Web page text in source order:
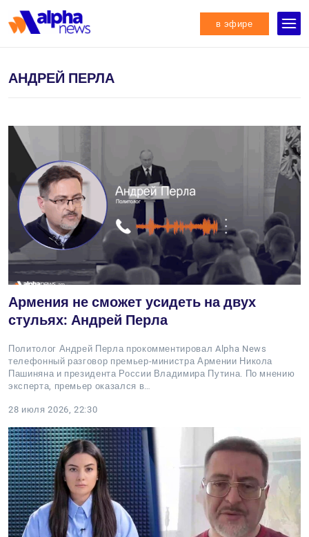
в эфире
АНДРЕЙ ПЕРЛА
Армения не сможет усидеть на двух
стульях: Андрей Перла
Политолог Андрей Перла прокомментировал Alpha News
телефонный разговор премьер-министра Армении Никола
Пашиняна и президента России Владимира Путина. По мнению
эксперта, премьер оказался в…
28 июля 2026, 22:30